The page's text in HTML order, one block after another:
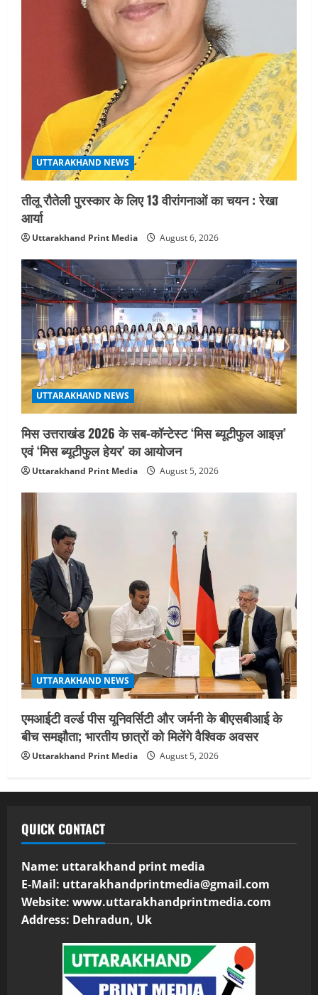
UTTARAKHAND NEWS
तीलू रौतेली पुरस्कार के लिए 13 वीरांगनाओं का चयन : रेखा
आर्या
Uttarakhand Print Media August 6, 2026
UTTARAKHAND NEWS
मिस उत्तराखंड 2026 के सब-कॉन्टेस्ट ‘मिस ब्यूटीफुल आइज़’
एवं ‘मिस ब्यूटीफुल हेयर’ का आयोजन
Uttarakhand Print Media August 5, 2026
UTTARAKHAND NEWS
एमआईटी वर्ल्ड पीस यूनिवर्सिटी और जर्मनी के बीएसबीआई के
बीच समझौता; भारतीय छात्रों को मिलेंगे वैश्विक अवसर
Uttarakhand Print Media August 5, 2026
QUICK CONTACT
Name: uttarakhand print media
E-Mail: uttarakhandprintmedia@gmail.com
Website: www.uttarakhandprintmedia.com
Address: Dehradun, Uk